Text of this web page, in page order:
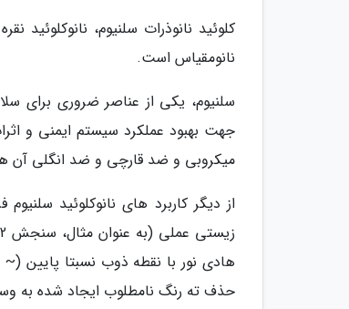
کلوئید نانوذرات سلنیوم،
نانومقیاس است.
سلنیوم، یکی از عناصر ضروری برای
جهت بهبود عملکرد سیستم ایمنی و
میکروبی و ضد قارچی و ضد انگلی آن
از دیگر کاربرد های نانوکلوئید
حذف ته رنگ نامطلوب ایجاد شده به